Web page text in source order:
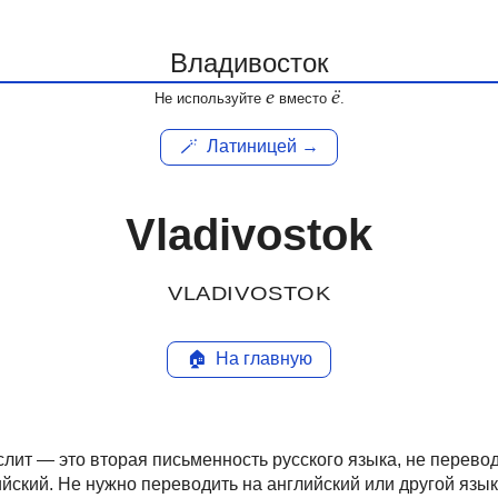
Не используйте евместо ё.
🪄 Латиницей →
Vladivostok
VLADIVOSTOK
🏠 На главную
— это вторая письменность русского языка, не
Не нужно переводить на английский или другой язык